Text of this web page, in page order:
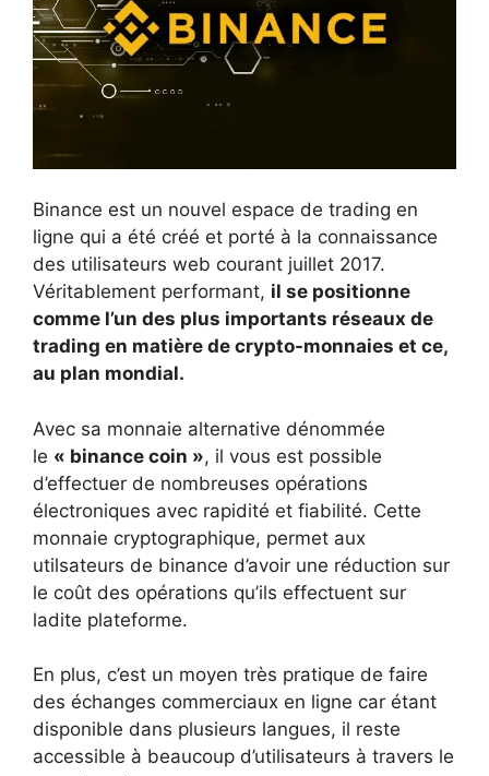
Binance est un nouvel espace de trading en
ligne qui a été créé et porté à la connaissance
des utilisateurs web courant juillet 2017.
Véritablement performant, il se positionne
comme l’un des plus importants réseaux de
trading en matière de crypto-monnaies et ce,
au plan mondial.
Avec sa monnaie alternative dénommée
le « binance coin », il vous est possible
d’effectuer de nombreuses opérations
électroniques avec rapidité et fiabilité. Cette
monnaie cryptographique, permet aux
utilsateurs de binance d’avoir une réduction sur
le coût des opérations qu’ils effectuent sur
ladite plateforme.
En plus, c’est un moyen très pratique de faire
des échanges commerciaux en ligne car étant
disponible dans plusieurs langues, il reste
accessible à beaucoup d’utilisateurs à travers le